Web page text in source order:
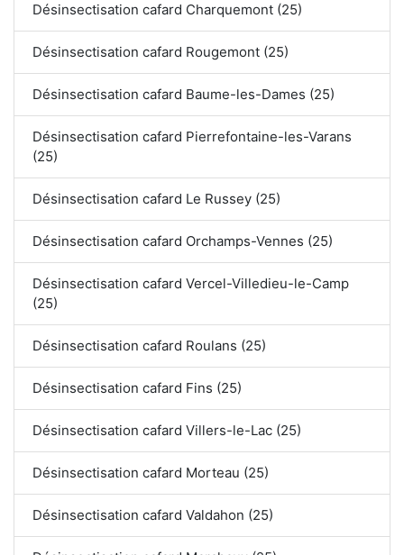
Désinsectisation cafard Charquemont (25)
Désinsectisation cafard Rougemont (25)
Désinsectisation cafard Baume-les-Dames (25)
Désinsectisation cafard Pierrefontaine-les-Varans
(25)
Désinsectisation cafard Le Russey (25)
Désinsectisation cafard Orchamps-Vennes (25)
Désinsectisation cafard Vercel-Villedieu-le-Camp
(25)
Désinsectisation cafard Roulans (25)
Désinsectisation cafard Fins (25)
Désinsectisation cafard Villers-le-Lac (25)
Désinsectisation cafard Morteau (25)
Désinsectisation cafard Valdahon (25)